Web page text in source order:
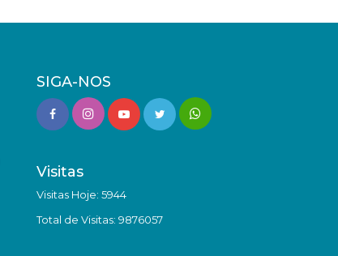
SIGA-NOS
Visitas
Visitas Hoje: 5944
Total de Visitas: 9876057